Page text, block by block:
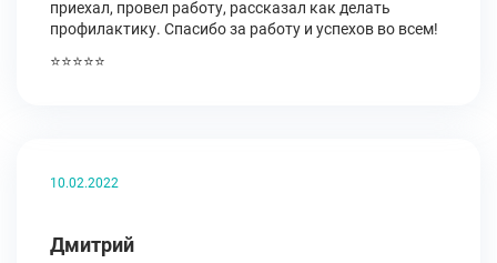
приехал, провел работу, рассказал как делать
профилактику. Спасибо за работу и успехов во всем!
⭐⭐⭐⭐⭐
10.02.2022
Дмитрий